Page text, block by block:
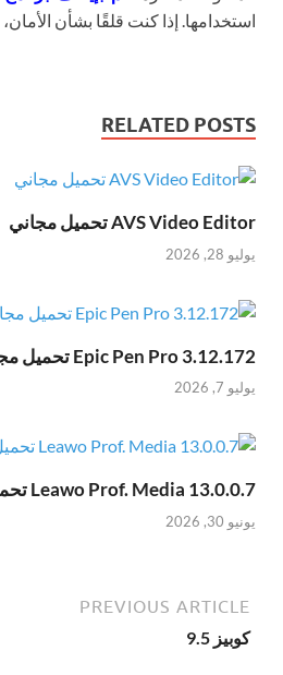
استخدامها. إذا كنت قلقًا بشأن الأمان،
RELATED POSTS
AVS Video Editor تحميل مجاني
يوليو 28, 2026
Epic Pen Pro 3.12.172 تحميل مجاني
يوليو 7, 2026
Leawo Prof. Media 13.0.0.7 تحميل مجاني
يونيو 30, 2026
PREVIOUS ARTICLE
كوبيز 9.5